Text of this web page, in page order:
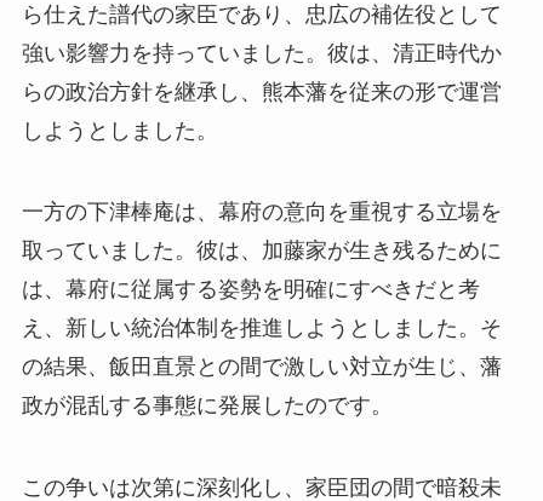
ら仕えた譜代の家臣であり、忠広の補佐役として
強い影響力を持っていました。彼は、清正時代か
らの政治方針を継承し、熊本藩を従来の形で運営
しようとしました。
一方の下津棒庵は、幕府の意向を重視する立場を
取っていました。彼は、加藤家が生き残るために
は、幕府に従属する姿勢を明確にすべきだと考
え、新しい統治体制を推進しようとしました。そ
の結果、飯田直景との間で激しい対立が生じ、藩
政が混乱する事態に発展したのです。
この争いは次第に深刻化し、家臣団の間で暗殺未